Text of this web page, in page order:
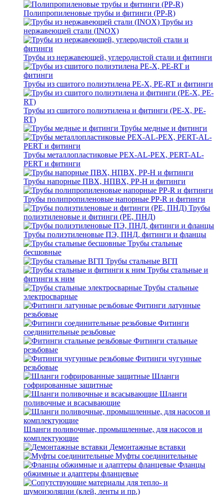
Полипропиленовые трубы и фитинги (PP-R)
Трубы из
нержавеющей стали (INOX)
Трубы из нержавеющей, углеродистой стали и фитинги
Трубы из сшитого полиэтилена PE-X, PE-RT и фитинги
Трубы из сшитого полиэтилена и фитинги (PE-X, PE-
RT)
Трубы медные и фитинги
Трубы металлопластиковые PEX-AL-PEX, PERT-AL-
PERT и фитинги
Трубы напорные ПВХ, НПВХ, PP-H и фитинги
Трубы полипропиленовые напорные PP-R и фитинги
Трубы
полиэтиленовые и фитинги (PE, ПНД)
Трубы полиэтиленовые ПЭ, ПНД, фитинги и фланцы
Трубы стальные
бесшовные
Трубы стальные ВГП
Трубы стальные и
фитинги к ним
Трубы стальные
электросварные
Фитинги латунные
резьбовые
Фитинги
соединительные резьбовые
Фитинги стальные
резьбовые
Фитинги чугунные
резьбовые
Шланги
гофрированные защитные
Шланги
поливочные и всасывающие
Шланги поливочные, промышленные, для насосов и
комплектующие
Демонтажные вставки
Муфты соединительные
Фланцы
обжимные и адаптеры фланцевые